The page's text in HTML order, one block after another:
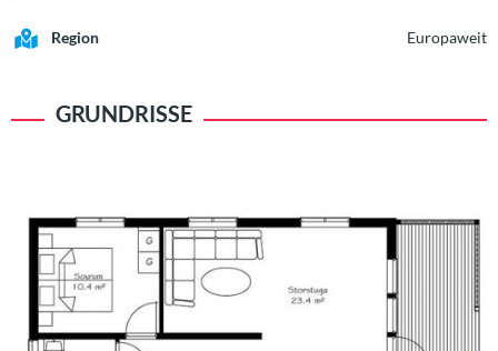
Region Europaweit
GRUNDRISSE